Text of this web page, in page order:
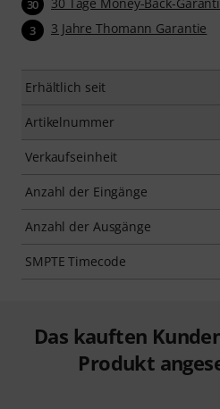
30
3 3 Jahre Thomann Garantie
Erhältlich seit
Artikelnummer
Verkaufseinheit
Anzahl der Eingänge
Anzahl der Ausgänge
SMPTE Timecode
Das kauften
Produkt